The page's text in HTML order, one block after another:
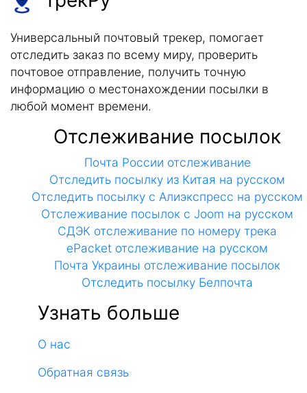
Универсальный почтовый трекер, помогает
отследить заказ по всему миру, проверить
почтовое отправление, получить точную
информацию о местонахождении посылки в
любой момент времени.
Отслеживание посылок
Почта России отслеживание
Отследить посылку из Китая на русском
Отследить посылку с Алиэкспресс на русском
Отслеживание посылок с Joom на русском
СДЭК отслеживание по номеру трека
ePacket отслеживание на русском
Почта Украины отслеживание посылок
Отследить посылку Белпочта
Узнать больше
О нас
Обратная связь